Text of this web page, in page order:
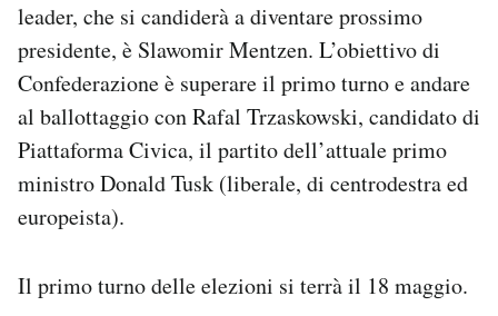
leader, che si candiderà a diventare prossimo
presidente, è Slawomir Mentzen. L’obiettivo di
Confederazione è superare il primo turno e andare
al ballottaggio con Rafal Trzaskowski, candidato di
Piattaforma Civica, il partito dell’attuale primo
ministro Donald Tusk (liberale, di centrodestra ed
europeista).
Il primo turno delle elezioni si terrà il 18 maggio.